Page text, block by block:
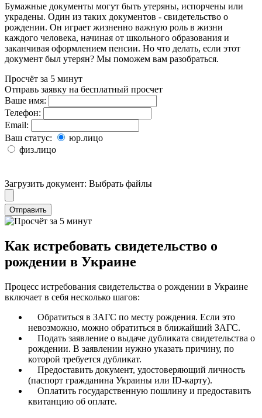
Бумажные документы могут быть утеряны, испорчены или
украдены. Один из таких документов - свидетельство о
рождении. Он играет жизненно важную роль в жизни
каждого человека, начиная от школьного образования и
заканчивая оформлением пенсии. Но что делать, если этот
документ был утерян? Мы поможем вам разобраться.
Просчёт за 5 минут
Отправь заявку на бесплатный просчет
Ваше имя:
Телефон:
Email:
Ваш статус:
юр.лицо
физ.лицо
Загрузить документ: Выбрать файлы
Отправить
Как истребовать свидетельство о
рождении в Украине
Процесс истребования свидетельства о рождении в Украине
включает в себя несколько шагов:
Обратиться в ЗАГС по месту рождения. Если это
невозможно, можно обратиться в ближайший ЗАГС.
Подать заявление о выдаче дубликата свидетельства о
рождении. В заявлении нужно указать причину, по
которой требуется дубликат.
Предоставить документ, удостоверяющий личность
(паспорт гражданина Украины или ID-карту).
Оплатить государственную пошлину и предоставить
квитанцию об оплате.